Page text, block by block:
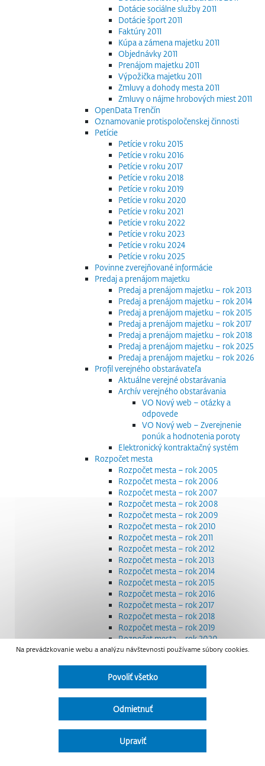
Dotácie sociálne služby 2011
Dotácie šport 2011
Faktúry 2011
Kúpa a zámena majetku 2011
Objednávky 2011
Prenájom majetku 2011
Výpožička majetku 2011
Zmluvy a dohody mesta 2011
Zmluvy o nájme hrobových miest 2011
OpenData Trenčín
Oznamovanie protispoločenskej činnosti
Petície
Petície v roku 2015
Petície v roku 2016
Petície v roku 2017
Petície v roku 2018
Petície v roku 2019
Petície v roku 2020
Petície v roku 2021
Petície v roku 2022
Petície v roku 2023
Petície v roku 2024
Petície v roku 2025
Povinne zverejňované informácie
Predaj a prenájom majetku
Predaj a prenájom majetku – rok 2013
Predaj a prenájom majetku – rok 2014
Predaj a prenájom majetku – rok 2015
Predaj a prenájom majetku – rok 2017
Predaj a prenájom majetku – rok 2018
Predaj a prenájom majetku – rok 2025
Predaj a prenájom majetku – rok 2026
Profil verejného obstarávateľa
Aktuálne verejné obstarávania
Archív verejného obstarávania
VO Nový web – otázky a
odpovede
VO Nový web – Zverejnenie
ponúk a hodnotenia poroty
Elektronický kontraktačný systém
Rozpočet mesta
Rozpočet mesta – rok 2005
Rozpočet mesta – rok 2006
Rozpočet mesta – rok 2007
Rozpočet mesta – rok 2008
Rozpočet mesta – rok 2009
Rozpočet mesta – rok 2010
Rozpočet mesta – rok 2011
Rozpočet mesta – rok 2012
Rozpočet mesta – rok 2013
Rozpočet mesta – rok 2014
Rozpočet mesta – rok 2015
Rozpočet mesta – rok 2016
Rozpočet mesta – rok 2017
Rozpočet mesta – rok 2018
Rozpočet mesta – rok 2019
Rozpočet mesta – rok 2020
Rozpočet mesta – rok 2021
Rozpočet mesta – rok 2023
Rozpočet mesta – rok 2024
Rozpočet mesta – rok 2026
Strategické dokumenty
Transparentnosť a výdavky na štátnu reklamu
Úradná tabuľa
Na prevádzkovanie webu a analýzu návštevnosti používame súbory cookies.
Povoliť všetko
Odmietnuť
Upraviť